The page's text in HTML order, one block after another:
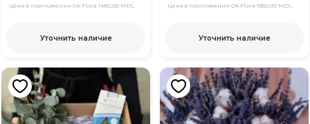
Цена в приложении Ok Flora 1480,00 MDL
Уточнить наличие
Цена в приложении Ok Flora 1850,00 MDL
Уточнить наличие